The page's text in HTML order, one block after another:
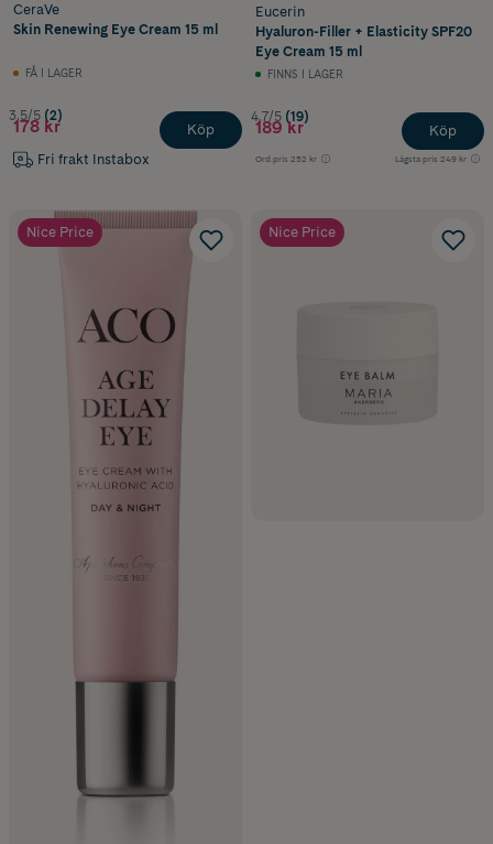
CeraVe
Skin Renewing Eye Cream 15 ml
FÅ I LAGER
3.5/5 (2)
178 kr
Fri frakt Instabox
Köp
Eucerin
Hyaluron-Filler + Elasticity SPF20
Eye Cream 15 ml
FINNS I LAGER
4.7/5 (19)
189 kr
Ord.pris 252 kr Lägsta pris 249 kr
Köp
Nice Price Nice Price